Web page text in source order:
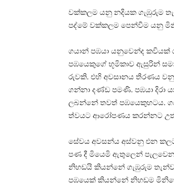
වක්කලම යනු නදියක ගැඹුරුම
පද්මේ වක්කලම පෙන්වීම යනු
ගයාන් පඹයා යනුවෙන්ද කවියක්
පඹයෙකුගේ භූමිකාව ඇසුරින්
රුවකි. එහි අවසානය තීරණය
ගන්නා දණ්ඩ පමණි. පඹයා දිරා
ලබන්නේ තවත් පඹයෙකුහටය.
ත්වයට ආරෝපණය කරන්නට
සේවය අවසන්ය අස්වනු එන
පණ දී මියෙමි ඇතුලෙන්
නිහඩයි කියන්නේ ගැඹුරුම
පඹයෙක් කියන්නේ නිහඩම